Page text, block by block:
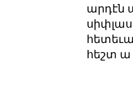
արդէն
հեշտ ա